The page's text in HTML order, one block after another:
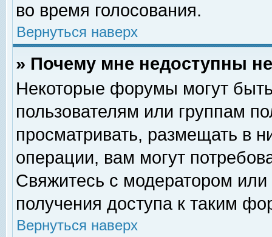
во время голосования.
Вернуться наверх
» Почему мне недоступны
Некоторые форумы могут
пользователям или группам
просматривать, размещать в
операции, вам могут
Свяжитесь с модератором
получения доступа к таким
Вернуться наверх